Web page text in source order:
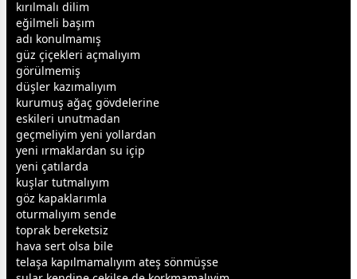
kırılmalı dilim
eğilmeli başım
adı konulmamış
güz çiçekleri açmalıyım
görülmemiş
düşler kazımalıyım
kurumuş ağaç gövdelerine
eskileri unutmadan
geçmeliyim yeni yollardan
yeni ırmaklardan su içip
yeni çatılarda
kuşlar tutmalıyım
göz kapaklarımla
oturmalıyım sende
toprak bereketsiz
hava sert olsa bile
telaşa kapılmamalıyım ateş sönmüşse